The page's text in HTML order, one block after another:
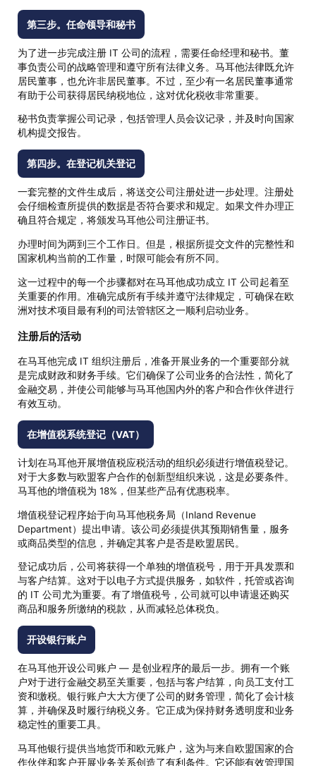
第三步。任命领导和秘书
为了进一步完成注册 IT 公司的流程，需要任命经理和秘书。董
事负责公司的战略管理和遵守所有法律义务。马耳他法律既允许
居民董事，也允许非居民董事。不过，至少有一名居民董事通常
有助于公司获得居民纳税地位，这对优化税收非常重要。
秘书负责掌握公司记录，包括管理人员会议记录，并及时向国家
机构提交报告。
第四步。在登记机关登记
一套完整的文件生成后，将送交公司注册处进一步处理。注册处
会仔细检查所提供的数据是否符合要求和规定。如果文件办理正
确且符合规定，将颁发马耳他公司注册证书。
办理时间为两到三个工作日。但是，根据所提交文件的完整性和
国家机构当前的工作量，时限可能会有所不同。
这一过程中的每一个步骤都对在马耳他成功成立 IT 公司起着至
关重要的作用。准确完成所有手续并遵守法律规定，可确保在欧
洲对技术项目最有利的司法管辖区之一顺利启动业务。
注册后的活动
在马耳他完成 IT 组织注册后，准备开展业务的一个重要部分就
是完成财政和财务手续。它们确保了公司业务的合法性，简化了
金融交易，并使公司能够与马耳他国内外的客户和合作伙伴进行
有效互动。
在增值税系统登记（VAT）
计划在马耳他开展增值税应税活动的组织必须进行增值税登记。
对于大多数与欧盟客户合作的创新型组织来说，这是必要条件。
马耳他的增值税为 18%，但某些产品有优惠税率。
增值税登记程序始于向马耳他税务局（Inland Revenue
Department）提出申请。该公司必须提供其预期销售量，服务
或商品类型的信息，并确定其客户是否是欧盟居民。
登记成功后，公司将获得一个单独的增值税号，用于开具发票和
与客户结算。这对于以电子方式提供服务，如软件，托管或咨询
的 IT 公司尤为重要。有了增值税号，公司就可以申请退还购买
商品和服务所缴纳的税款，从而减轻总体税负。
开设银行账户
在马耳他开设公司账户 — 是创业程序的最后一步。拥有一个账
户对于进行金融交易至关重要，包括与客户结算，向员工支付工
资和缴税。银行账户大大方便了公司的财务管理，简化了会计核
算，并确保及时履行纳税义务。它正成为保持财务透明度和业务
稳定性的重要工具。
马耳他银行提供当地货币和欧元账户，这为与来自欧盟国家的合
作伙伴和客户开展业务关系创造了有利条件。它还能有效管理国